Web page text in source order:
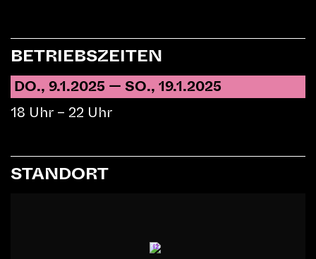
BETRIEBSZEITEN
DO., 9.1.2025 — SO., 19.1.2025
18 Uhr – 22 Uhr
STANDORT
12
AFTERMOVIE